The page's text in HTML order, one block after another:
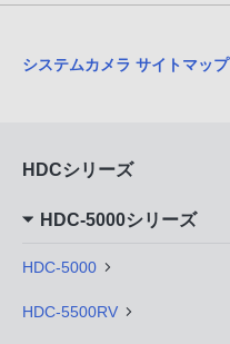
システムカメラ サイトマップ
HDCシリーズ
HDC-5000シリーズ
HDC-5000
HDC-5500RV